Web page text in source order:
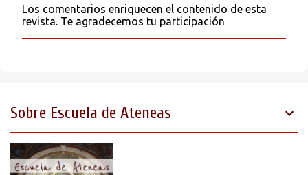
P
u
b
u
c
o
m
Los comentarios enriquecen el contenido de esta
revista. Te agradecemos tu participación
Sobre Escuela de Ateneas